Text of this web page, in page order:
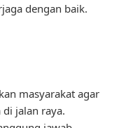
dengan baik.
masyarakat agar
jalan raya.